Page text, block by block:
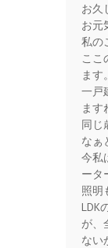
お久
お元
私の
ここ
ます。
一戸
ます
同じ
なぁ
今私
ータ
照明
LDK
が、
ない